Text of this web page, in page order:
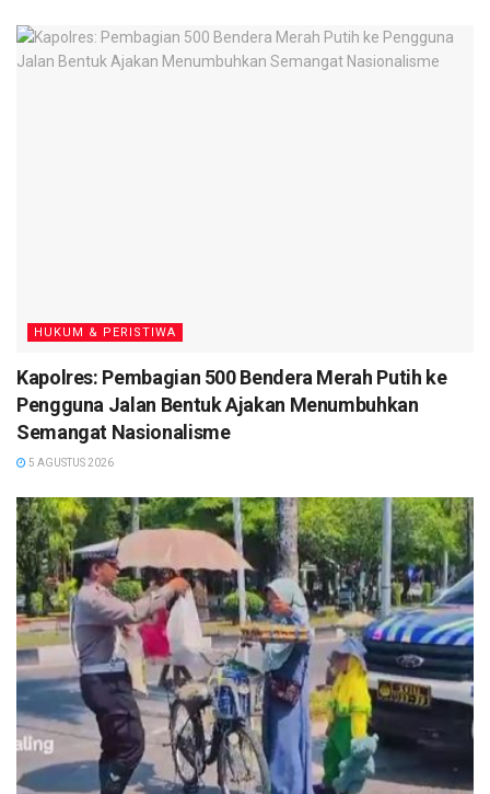
imbauan kepada warga yang tinggal di pinggir sungai untuk
selalu menjaga kebersihan dengan tidak membuang sampah
HUKUM & PERISTIWA
Kapolres: Pembagian 500 Bendera Merah Putih ke
Pengguna Jalan Bentuk Ajakan Menumbuhkan
Semangat Nasionalisme
5 AGUSTUS 2026